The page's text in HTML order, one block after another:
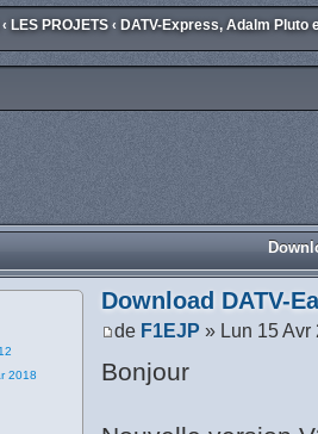
‹ LES PROJETS ‹ DATV-Express, Adalm Pluto
Download DATV-
de F1EJP » Lun 15 Avr
Bonjour
2018